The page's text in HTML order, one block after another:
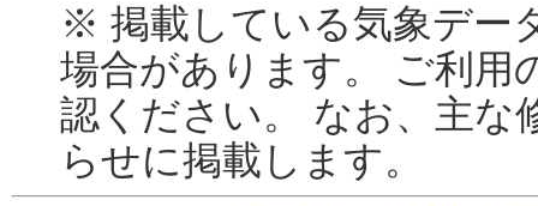
※ 掲載している気象デー
場合があります。 ご利用
認ください。 なお、主な
らせに掲載します。